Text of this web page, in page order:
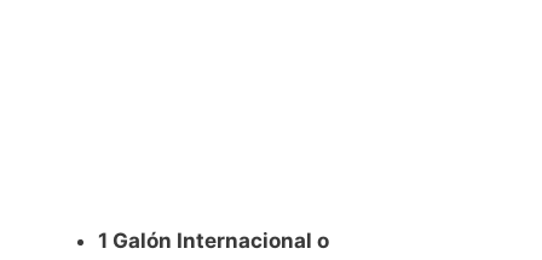
1 Galón Internacional o